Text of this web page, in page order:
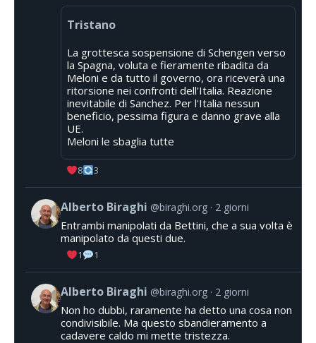
Tristano
La grottesca sospensione di Schengen verso
la Spagna, voluta e fieramente ribadita da
Meloni e da tutto il governo, ora riceverà una
ritorsione nei confronti dell'Italia. Reazione
inevitabile di Sanchez. Per l'Italia nessun
beneficio, pessima figura e danno grave alla
UE.
Meloni le sbaglia tutte
8 3
Alberto Biraghi @biraghi.org 2 giorni
Entrambi manipolati da Bettini, che a sua volta è
manipolato da questi due.
1 1
Alberto Biraghi @biraghi.org 2 giorni
Non ho dubbi, raramente ha detto una cosa non
condivisibile. Ma questo sbandieramento a
cadavere caldo mi mette tristezza.